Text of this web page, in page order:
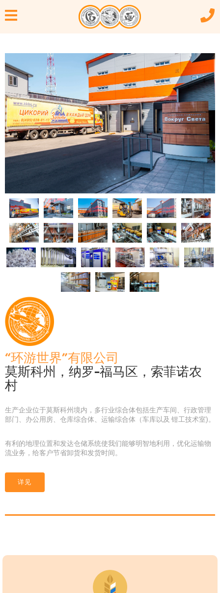
“环游世界”有限公司
莫斯科州，纳罗-福马区，索菲诺农
村
生产企业位于莫斯科州境内，多行业综合体包括生产车间、行政管理
部门、办公用房、仓库综合体、运输综合体（车库以及 钳工技术室)。
有利的地理位置和发达仓储系统使我们能够明智地利用，优化运输物
流业务，给客户节省卸货和发货时间。
详见